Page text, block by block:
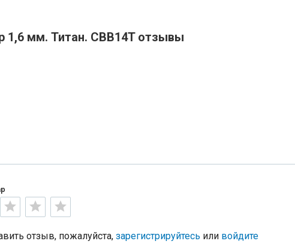
1,6 мм. Титан. CBB14T отзывы
отзыв, пожалуйста, зарегистрируйтесь или войдите